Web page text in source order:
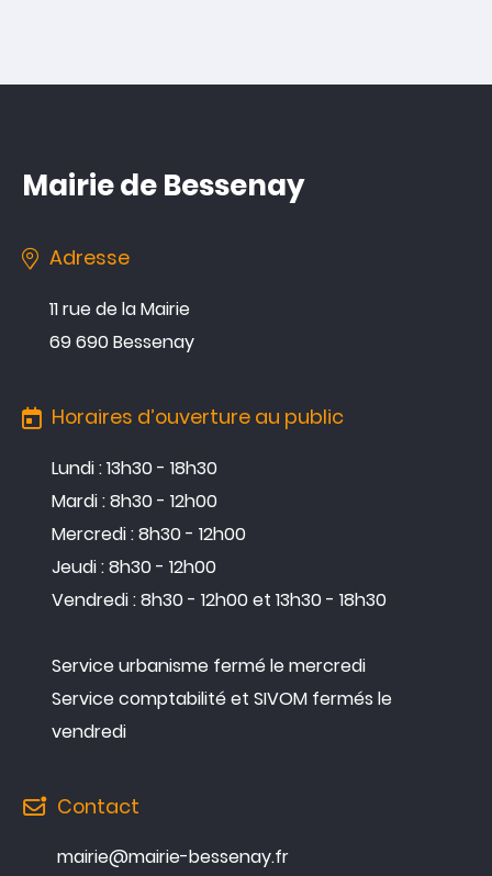
Mairie de Bessenay
Adresse
11 rue de la Mairie
69 690 Bessenay
Horaires d’ouverture au public
Lundi : 13h30 - 18h30
Mardi : 8h30 - 12h00
Mercredi : 8h30 - 12h00
Jeudi : 8h30 - 12h00
Vendredi : 8h30 - 12h00 et 13h30 - 18h30
Service urbanisme fermé le mercredi
Service comptabilité et SIVOM fermés le
vendredi
Contact
mairie@mairie-bessenay.fr